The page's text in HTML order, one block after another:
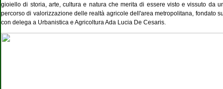
gioiello di storia, arte, cultura e natura che merita di essere visto e vissuto da
percorso di valorizzazione delle realtà agricole dell'area metropolitana, fondato
con delega a Urbanistica e Agricoltura Ada Lucia De Cesaris.